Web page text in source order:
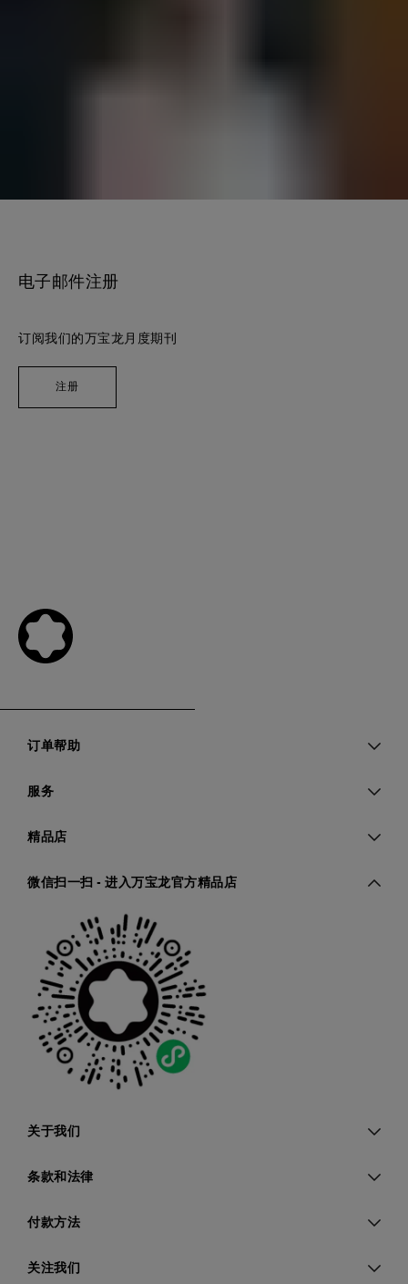
电子邮件注册
订阅我们的万宝龙月度期刊
注册
订单帮助
服务
精品店
微信扫一扫 - 进入万宝龙官方精品店
关于我们
条款和法律
付款方法
关注我们